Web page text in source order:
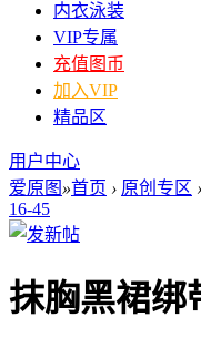
内衣泳装
VIP专属
充值图币
加入VIP
精品区
用户中心
爱原图 »首页 › 原创专区 ›
16-45
抹胸黑裙绑